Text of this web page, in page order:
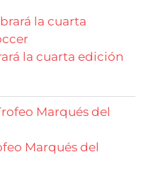
la cuarta edición
Marqués del